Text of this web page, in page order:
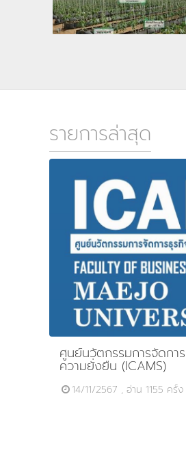
รายการล่าสุด
ศูนย์นวัตกรรมการจัดกา
ความยั่งยืน (ICAMS)
14/11/2567 , อ่าน 1155 ครั้ง